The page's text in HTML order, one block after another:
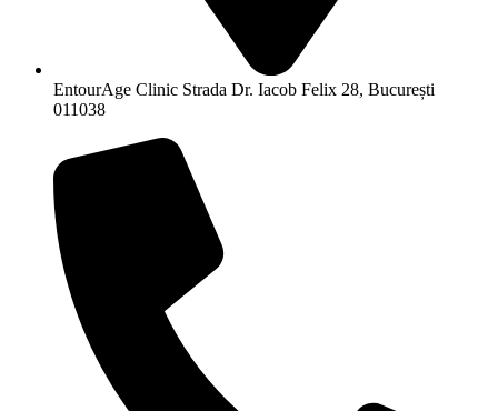
EntourAge Clinic Strada Dr. Iacob Felix 28, București
011038